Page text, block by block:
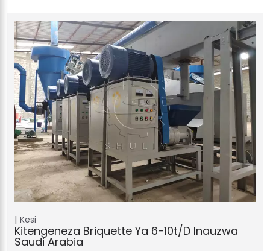
Kesi
Kitengeneza Briquette Ya 6-10t/d Inauzwa
Saudi Arabia